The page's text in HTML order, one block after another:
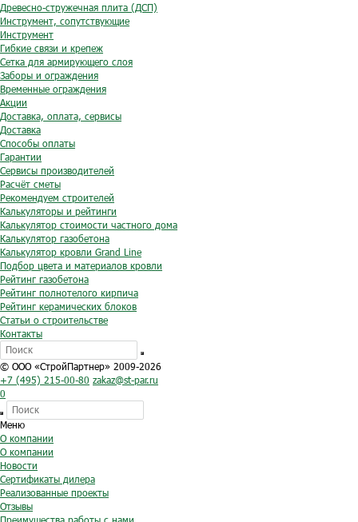
Древесно-стружечная плита (ДСП)
Инструмент, сопутствующие
Инструмент
Гибкие связи и крепеж
Сетка для армирующего слоя
Заборы и ограждения
Временные ограждения
Акции
Доставка, оплата, сервисы
Доставка
Способы оплаты
Гарантии
Сервисы производителей
Расчёт сметы
Рекомендуем строителей
Калькуляторы и рейтинги
Калькулятор стоимости частного дома
Калькулятор газобетона
Калькулятор кровли Grand Line
Подбор цвета и материалов кровли
Рейтинг газобетона
Рейтинг полнотелого кирпича
Рейтинг керамических блоков
Статьи о строительстве
Контакты
© ООО «СтройПартнер» 2009-2026
+7 (495) 215-00-80 zakaz@st-par.ru
0
Меню
О компании
О компании
Новости
Сертификаты дилера
Реализованные проекты
Отзывы
Преимущества работы с нами